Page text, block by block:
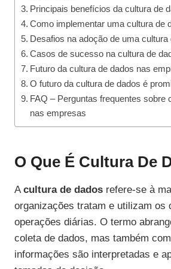
Principais benefícios da cultura de
Como implementar uma cultura de
Desafios na adoção de uma cultura
Casos de sucesso na cultura de
Futuro da cultura de dados nas
O futuro da cultura de dados é
FAQ – Perguntas frequentes sobre
nas empresas
O Que É Cultura De
Acultura de dados refere-se à
organizações tratam e utilizam os
operações diárias. O termo
coleta de dados, mas também
informações são interpretadas e